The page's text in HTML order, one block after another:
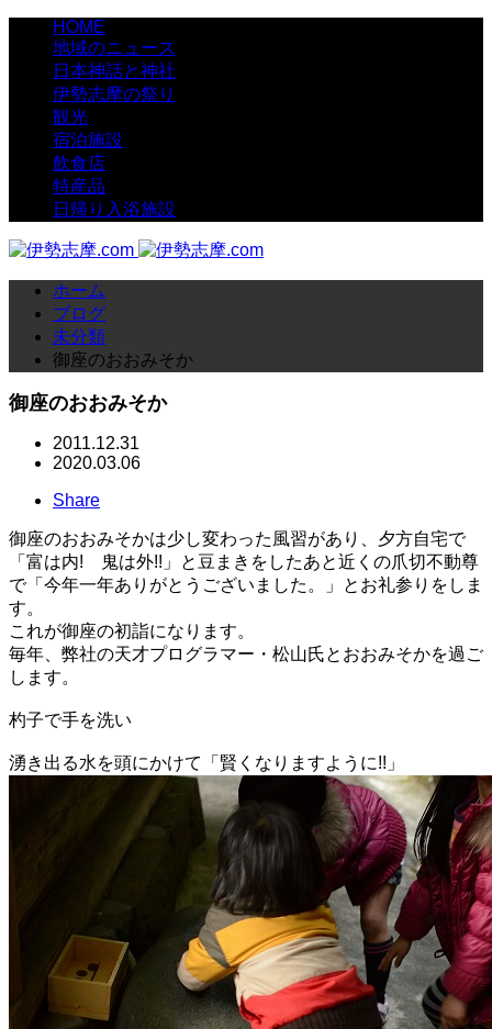
HOME
地域のニュース
日本神話と神社
伊勢志摩の祭り
観光
宿泊施設
飲食店
特産品
日帰り入浴施設
ホーム
ブログ
未分類
御座のおおみそか
御座のおおみそか
2011.12.31
2020.03.06
Share
御座のおおみそかは少し変わった風習があり、夕方自宅で
「富は内! 鬼は外!!」と豆まきをしたあと近くの爪切不動尊
で「今年一年ありがとうございました。」とお礼参りをしま
す。
これが御座の初詣になります。
毎年、弊社の天才プログラマー・松山氏とおおみそかを過ご
します。
杓子で手を洗い
湧き出る水を頭にかけて「賢くなりますように!!」